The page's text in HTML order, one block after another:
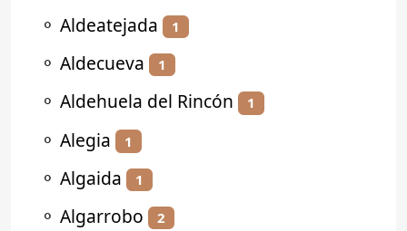
⚬ Aldeatejada 1
⚬ Aldecueva 1
⚬ Aldehuela del Rincón 1
⚬ Alegia 1
⚬ Algaida 1
⚬ Algarrobo 2